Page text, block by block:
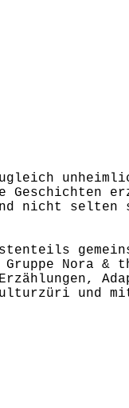
Geschichten
nicht
Nora &
und